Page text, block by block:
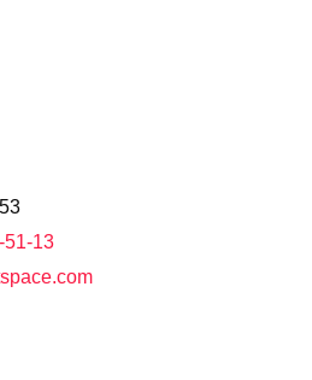
51-13